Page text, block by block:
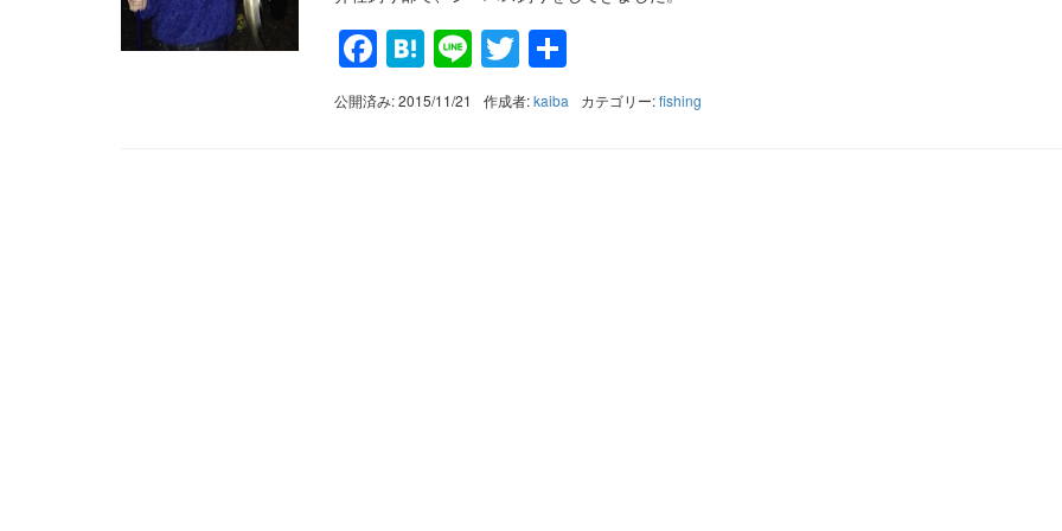
Facebook
Hatena
LineTwitter
有
公開済み: 2015/11/21 作成者:kaiba カテゴリー:fishing